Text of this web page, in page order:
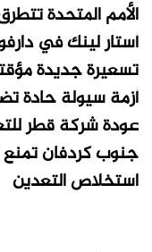
الأمم المتحدة
أستار لينك في
تسعيرة جديدة
أزمة سيولة حادة
عودة شركة قطر
جنوب كردفان تمنع
استخلاص التعدين